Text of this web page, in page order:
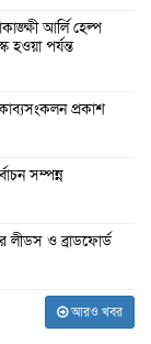
আর্লি হেল্প
হওয়া পর্যন্ত
প্রকাশ
সম্পন্ন
লীডস ও ব্রাডফোর্ড
আরও খবর